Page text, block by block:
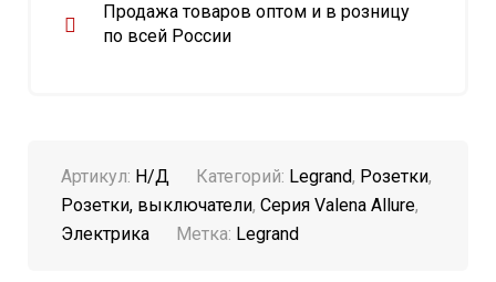
Продажа товаров оптом и в розницу
по всей России
Артикул: Н/Д Категорий: Legrand, Розетки,
Розетки, выключатели, Серия Valena Allure,
Электрика
Метка: Legrand